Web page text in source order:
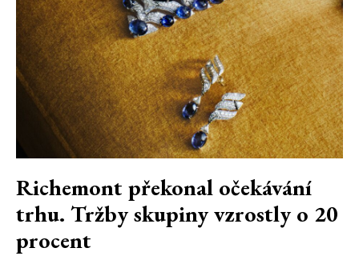
Richemont překonal očekávání
trhu. Tržby skupiny vzrostly o 20
procent